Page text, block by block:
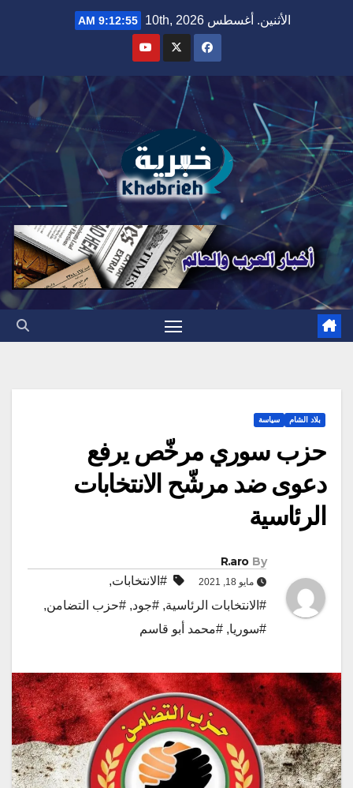
الأثنين. أغسطس 10th, 2026 9:12:56 AM
بلاد الشام سياسة
حزب سوري مرخّص يرفع
دعوى ضد مرشّح الانتخابات
الرئاسية
By
R.aro
مايو 18, 2021 #الانتخابات,
#الانتخابات الرئاسية, #جود, #حزب التضامن,
#سوريا, #محمد أبو قاسم